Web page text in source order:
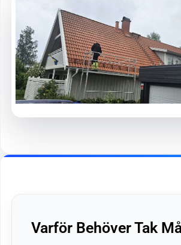
Varför Behöver Tak